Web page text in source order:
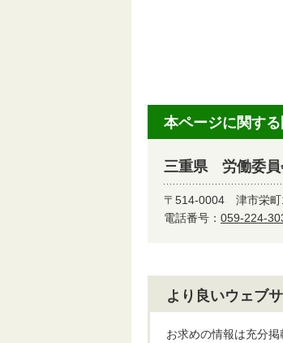
本ページに関す
三重県 労働委
〒514-0004 津市栄町
電話番号： 059-224-
より良いウェブ
お求めの情報は充分